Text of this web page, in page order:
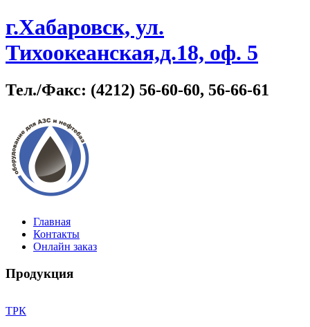
г.Хабаровск, ул.
Тихоокеанская,д.18, оф. 5
Тел./Факс: (4212) 56-60-60, 56-66-61
Главная
Контакты
Онлайн заказ
Продукция
ТРК